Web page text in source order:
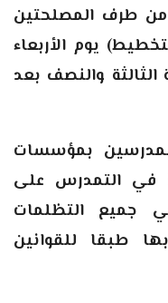
من طرف المصلحتين
يوم الأربعاء
الساعة الثالثة والنصف بعد
بمؤسسات
في التمدرس على
جميع التظلمات
طبقا للقوانين